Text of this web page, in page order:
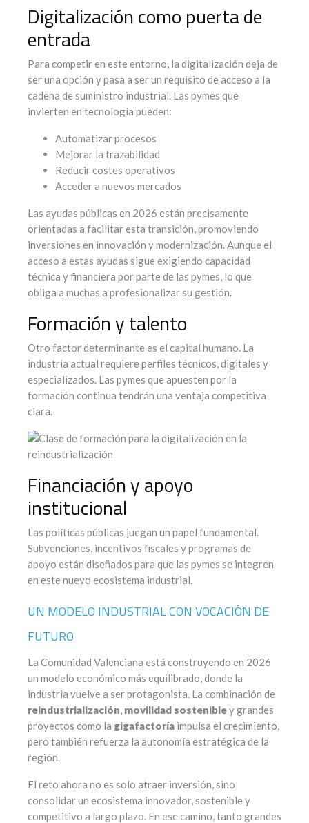
Digitalización como puerta de
entrada
Para competir en este entorno, la digitalización deja de
ser una opción y pasa a ser un requisito de acceso a la
cadena de suministro industrial. Las pymes que
invierten en tecnología pueden:
Automatizar procesos
Mejorar la trazabilidad
Reducir costes operativos
Acceder a nuevos mercados
Las ayudas públicas en 2026 están precisamente
orientadas a facilitar esta transición, promoviendo
inversiones en innovación y modernización. Aunque el
acceso a estas ayudas sigue exigiendo capacidad
técnica y financiera por parte de las pymes, lo que
obliga a muchas a profesionalizar su gestión.
Formación y talento
Otro factor determinante es el capital humano. La
industria actual requiere perfiles técnicos, digitales y
especializados. Las pymes que apuesten por la
formación continua tendrán una ventaja competitiva
clara.
Financiación y apoyo
institucional
Las políticas públicas juegan un papel fundamental.
Subvenciones, incentivos fiscales y programas de
apoyo están diseñados para que las pymes se integren
en este nuevo ecosistema industrial.
UN MODELO INDUSTRIAL CON VOCACIÓN DE
FUTURO
La Comunidad Valenciana está construyendo en 2026
un modelo económico más equilibrado, donde la
industria vuelve a ser protagonista. La combinación de
reindustrialización, movilidad sostenibley grandes
proyectos como la gigafactoría impulsa el crecimiento,
pero también refuerza la autonomía estratégica de la
región.
El reto ahora no es solo atraer inversión, sino
consolidar un ecosistema innovador, sostenible y
competitivo a largo plazo. En ese camino, tanto grandes